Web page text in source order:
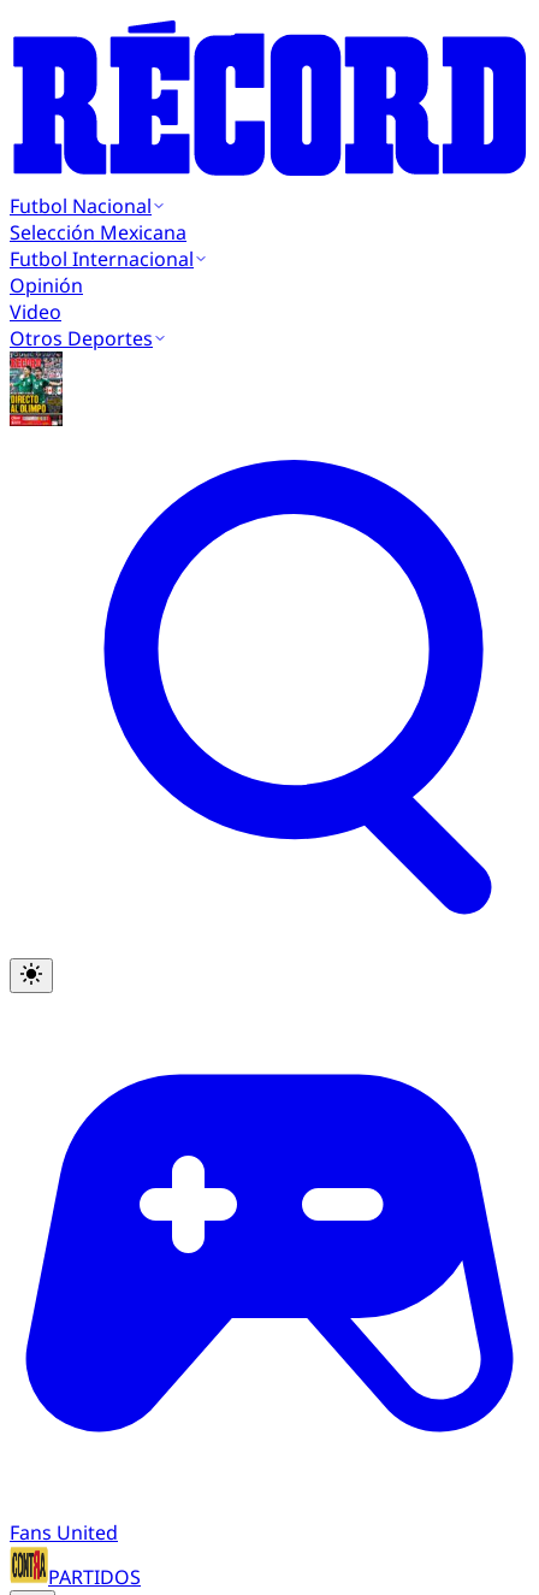
Futbol Nacional
Selección Mexicana
Futbol Internacional
Opinión
Video
Otros Deportes
Fans United
PARTIDOS